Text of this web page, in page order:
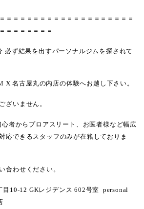
＝＝＝＝＝＝＝＝＝＝＝＝＝＝＝＝＝＝＝
＝＝＝＝＝＝＝
必ず結果を出すパーソナルジムを探されて
X 名古屋丸の内店の体験へお越し下さい。
ざいません。
心者からプロアスリート 、 お医者様など幅広
応できるスタッフのみが在籍しておりま
合わせください。
目10-12 GKレジデンス 602号室 personal